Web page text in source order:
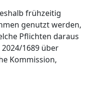
frühzeitig
genutzt werden,
Pflichten daraus
1689 über
Kommission,